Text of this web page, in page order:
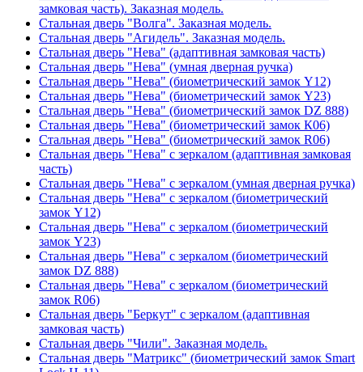
замковая часть). Заказная модель.
Стальная дверь "Волга". Заказная модель.
Стальная дверь "Агидель". Заказная модель.
Стальная дверь "Нева" (адаптивная замковая часть)
Стальная дверь "Нева" (умная дверная ручка)
Стальная дверь "Нева" (биометрический замок Y12)
Стальная дверь "Нева" (биометрический замок Y23)
Стальная дверь "Нева" (биометрический замок DZ 888)
Стальная дверь "Нева" (биометрический замок К06)
Стальная дверь "Нева" (биометрический замок R06)
Стальная дверь "Нева" с зеркалом (адаптивная замковая
часть)
Стальная дверь "Нева" с зеркалом (умная дверная ручка)
Стальная дверь "Нева" с зеркалом (биометрический
замок Y12)
Стальная дверь "Нева" с зеркалом (биометрический
замок Y23)
Стальная дверь "Нева" с зеркалом (биометрический
замок DZ 888)
Стальная дверь "Нева" с зеркалом (биометрический
замок R06)
Стальная дверь "Беркут" с зеркалом (адаптивная
замковая часть)
Стальная дверь "Чили". Заказная модель.
Стальная дверь "Матрикс" (биометрический замок Smart